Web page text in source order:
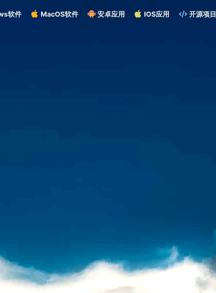
软件 MacOS软件 安卓应用 IOS应用 开源项目